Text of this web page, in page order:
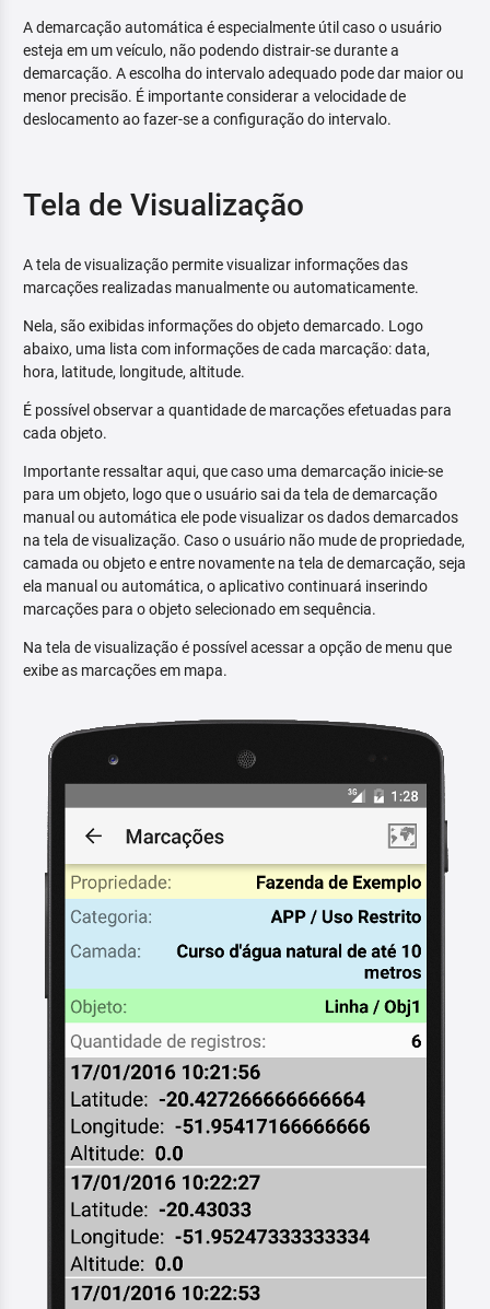
A demarcação automática é especialmente útil caso o usuário
esteja em um veículo, não podendo distrair-se durante a
demarcação. A escolha do intervalo adequado pode dar maior ou
menor precisão. É importante considerar a velocidade de
deslocamento ao fazer-se a configuração do intervalo.
Tela de Visualização
A tela de visualização permite visualizar informações das
marcações realizadas manualmente ou automaticamente.
Nela, são exibidas informações do objeto demarcado. Logo
abaixo, uma lista com informações de cada marcação: data,
hora, latitude, longitude, altitude.
É possível observar a quantidade de marcações efetuadas para
cada objeto.
Importante ressaltar aqui, que caso uma demarcação inicie-se
para um objeto, logo que o usuário sai da tela de demarcação
manual ou automática ele pode visualizar os dados demarcados
na tela de visualização. Caso o usuário não mude de propriedade,
camada ou objeto e entre novamente na tela de demarcação, seja
ela manual ou automática, o aplicativo continuará inserindo
marcações para o objeto selecionado em sequência.
Na tela de visualização é possível acessar a opção de menu que
exibe as marcações em mapa.